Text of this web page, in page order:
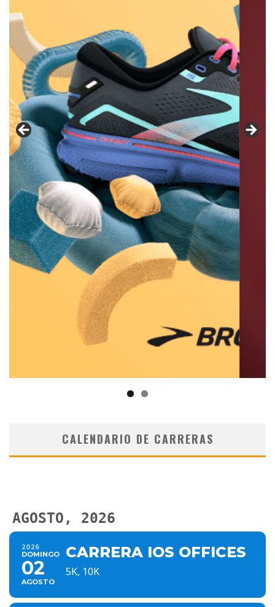
CALENDARIO DE CARRERAS
AGOSTO, 2026
2026
DOMINGO
02
AGOSTO
CARRERA IOS OFFICES
5K, 10K